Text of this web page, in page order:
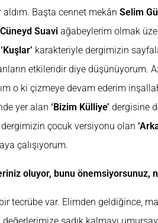
Başta cennet mekân Selim
Cüneyd Suavi ağabeylerim olmak
‘Kuşlar’ karakteriyle dergimizin
etkileridir diye düşünüyorum.
o ki çizmeye devam ederim
yer alan ‘Bizim Külliye’ dergisine
çocuk versiyonu olan
çalışıyorum.
oluyor, bunu önemsiyorsunuz,
tecrübe var. Elimden geldiğince,